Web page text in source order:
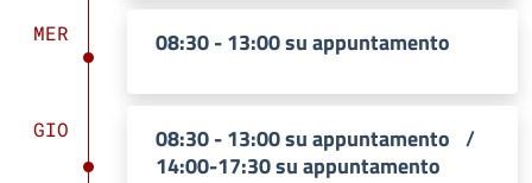
MER 08:30 - 13:00 su appuntamento
GIO 08:30 - 13:00 su appuntamento /
14:00-17:30 su appuntamento